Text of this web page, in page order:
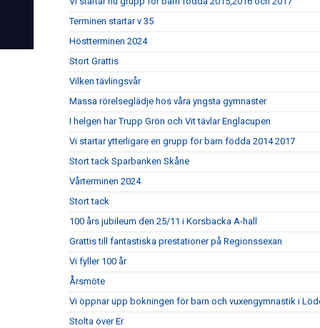
Terminen startar v 35
Höstterminen 2024
Stort Grattis
Vilken tävlingsvår
Massa rörelseglädje hos våra yngsta gymnaster
I helgen har Trupp Grön och Vit tävlar Englacupen
Vi startar ytterligare en grupp för barn födda 2014 2017
Stort tack Sparbanken Skåne
Vårterminen 2024
Stort tack
100 års jubileum den 25/11 i Korsbacka A-hall
Grattis till fantastiska prestationer på Regionssexan
Vi fyller 100 år
Årsmöte
Vi öppnar upp bokningen för barn och vuxengymnastik i
Stolta över Er